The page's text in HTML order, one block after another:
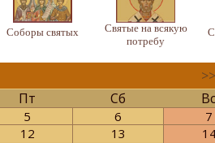
Соборы святых
Святые на всякую
потребу
>>
Пт Сб Вс
5 6
7
12 13